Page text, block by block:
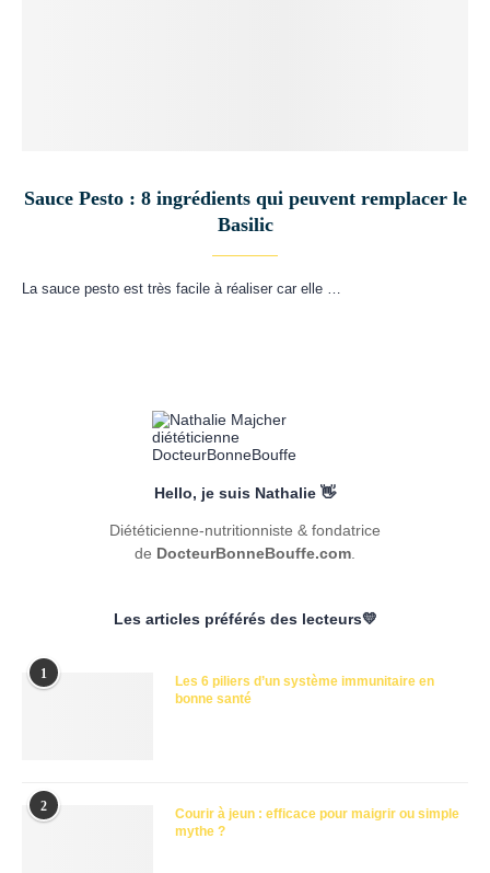
Sauce Pesto : 8 ingrédients qui peuvent remplacer le
Basilic
La sauce pesto est très facile à réaliser car elle …
Hello, je suis Nathalie 👋
Diététicienne-nutritionniste & fondatrice
de DocteurBonneBouffe.com
Les articles préférés des lecteurs💛
1
Les 6 piliers d’un système immunitaire en
bonne santé
2
Courir à jeun : efficace pour maigrir ou simple
mythe ?